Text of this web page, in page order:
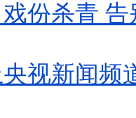
份杀青
央视新闻频